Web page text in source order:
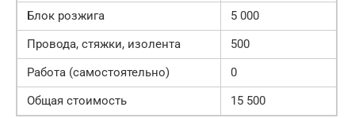
Блок розжига
5 000
Провода, стяжки, изолента
500
Работа (самостоятельно)
0
Общая стоимость
15 500